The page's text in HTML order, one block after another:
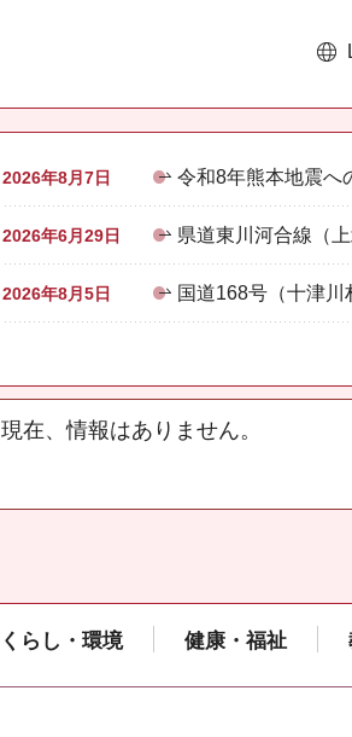
2026年8月7日 令和8年熊本地震へ
2026年6月29日 県道東川河合線（
2026年8月5日 国道168号（十津
現在、情報はありません。
くらし・環境 健康・福祉